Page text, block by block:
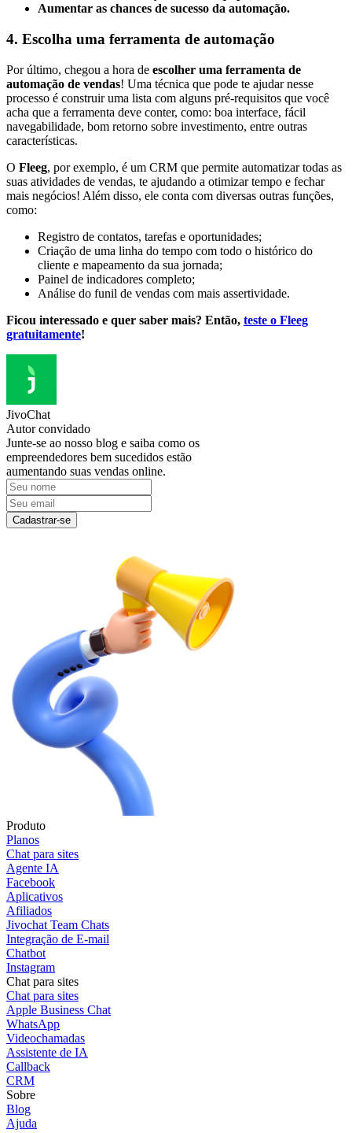
Aumentar as chances de sucesso da automação.
4. Escolha uma ferramenta de automação
Por último, chegou a hora de escolher uma ferramenta de
automação de vendas! Uma técnica que pode te ajudar nesse
processo é construir uma lista com alguns pré-requisitos que você
acha que a ferramenta deve conter, como: boa interface, fácil
navegabilidade, bom retorno sobre investimento, entre outras
características.
O Fleeg, por exemplo, é um CRM que permite automatizar todas as
suas atividades de vendas, te ajudando a otimizar tempo e fechar
mais negócios! Além disso, ele conta com diversas outras funções,
como:
Registro de contatos, tarefas e oportunidades;
Criação de uma linha do tempo com todo o histórico do
cliente e mapeamento da sua jornada;
Painel de indicadores completo;
Análise do funil de vendas com mais assertividade.
Ficou interessado e quer saber mais? Então, teste o Fleeg
gratuitamente!
JivoChat
Autor convidado
Junte-se ao nosso blog e saiba como os
empreendedores bem sucedidos estão
aumentando suas vendas online.
Cadastrar-se
Produto
Planos
Chat para sites
Agente IA
Facebook
Aplicativos
Afiliados
Jivochat Team Chats
Integração de E-mail
Chatbot
Instagram
Chat para sites
Chat para sites
Apple Business Chat
WhatsApp
Videochamadas
Assistente de IA
Callback
CRM
Sobre
Blog
Ajuda